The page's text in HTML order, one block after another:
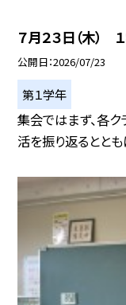
７月２３日（木
公開日 2026/07/23
第１学年
集会ではまず、各
活を振り返るととも